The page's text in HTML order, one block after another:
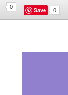
0 Save 0